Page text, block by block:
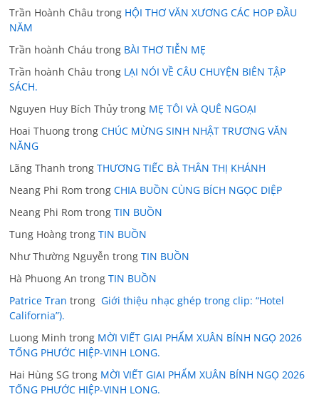
Trần Hoành Châu trong HỘI THƠ VĂN XƯƠNG CÁC HOP ĐẦU
NĂM
Trần hoành Cháu trong BÀI THƠ TIỄN MẸ
Trần hoành Châu trong LẠI NÓI VỀ CÂU CHUYỆN BIÊN TẬP
SÁCH.
Nguyen Huy Bích Thủy trong MẸ TÔI VÀ QUÊ NGOẠI
Hoai Thuong trongCHÚC MỪNG SINH NHẬT TRƯƠNG VĂN
NĂNG
Lãng Thanh trongTHƯƠNG TIẾC BÀ THÂN THỊ KHÁNH
Neang Phi Rom trongCHIA BUỒN CÙNG BÍCH NGỌC DIỆP
Neang Phi Rom trongTIN BUỒN
Tung Hoàng trongTIN BUỒN
Như Thường Nguyễn trongTIN BUỒN
Hà Phuong An trongTIN BUỒN
Patrice Tran trong Giới thiệu nhạc ghép trong clip: “Hotel
California”).
Luong Minh trong MỜI VIẾT GIAI PHẨM XUÂN BÍNH NGỌ 2026
TỐNG PHƯỚC HIỆP-VINH LONG.
Hai Hùng SG trong MỜI VIẾT GIAI PHẨM XUÂN BÍNH NGỌ 2026
TỐNG PHƯỚC HIỆP-VINH LONG.